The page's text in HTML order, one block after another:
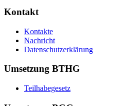
Kontakt
Kontakte
Nachricht
Datenschutzerklärung
Umsetzung BTHG
Teilhabegesetz